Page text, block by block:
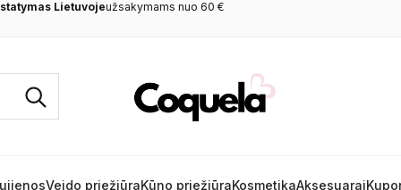
nuo 60 €
Veido priežiūraKūno priežiūraKosmetikaAksesuarai